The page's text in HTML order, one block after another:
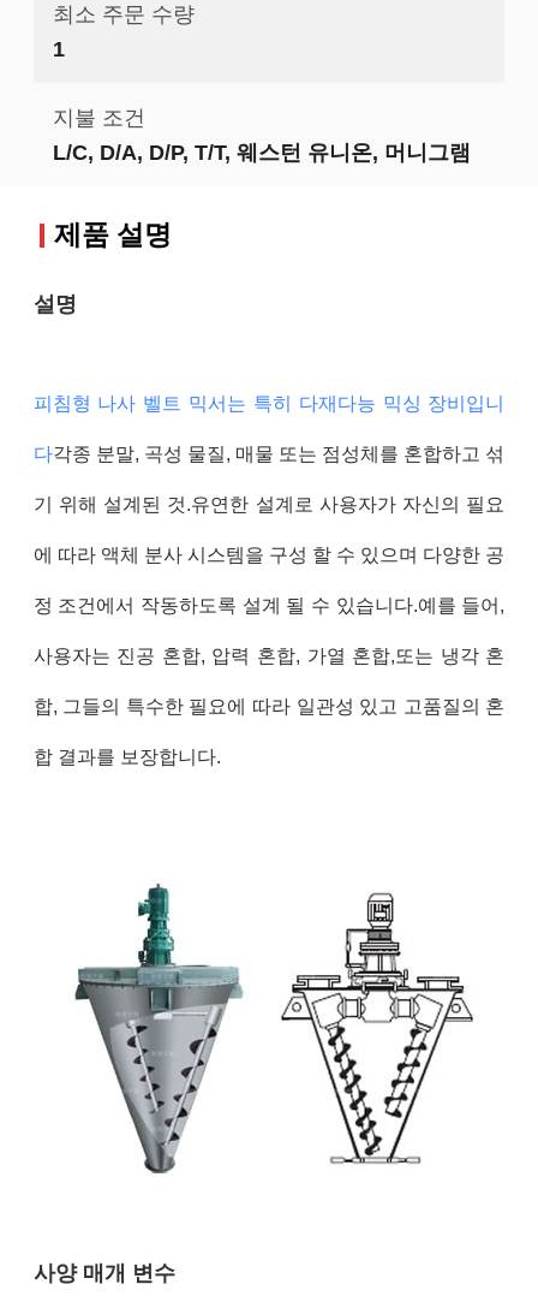
최소 주문 수량
1
지불 조건
L/C, D/A, D/P, T/T, 웨스턴 유니온, 머니그램
제품 설명
설명
피침형 나사 벨트 믹서는 특히 다재다능 믹싱 장비입니
다각종 분말, 곡성 물질, 매물 또는 점성체를 혼합하고 섞
기 위해 설계된 것.유연한 설계로 사용자가 자신의 필요
에 따라 액체 분사 시스템을 구성 할 수 있으며 다양한 공
정 조건에서 작동하도록 설계 될 수 있습니다.예를 들어,
사용자는 진공 혼합, 압력 혼합, 가열 혼합,또는 냉각 혼
합, 그들의 특수한 필요에 따라 일관성 있고 고품질의 혼
합 결과를 보장합니다.
사양 매개 변수